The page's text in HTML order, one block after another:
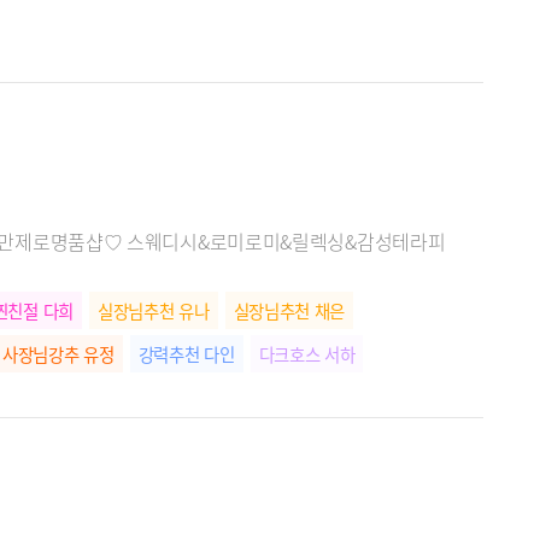
로명품샵♡ 스웨디시&로미로미&릴렉싱&감성테라피
친절 다희 실장님추천 유나
실장님추천 채은
사장님강추 유정 강력추천 다인
다크호스 서하